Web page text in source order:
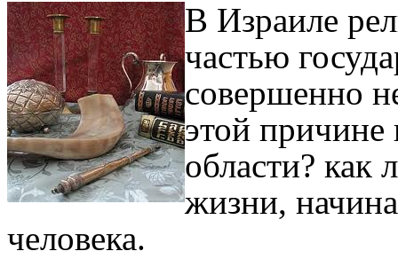
В Израиле
частью
совершенно
этой причине
области? как
жизни,
человека.